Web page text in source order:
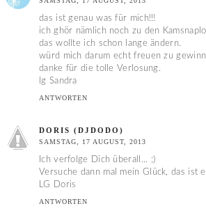
das ist genau was für mich!!!
ich ghör nämlich noch zu den
das wollte ich schon lange ändern.
würd mich darum echt freuen zu
danke für die tolle Verlosung.
lg Sandra
ANTWORTEN
DORIS (DJDODO)
SAMSTAG, 17 AUGUST, 2013
Ich verfolge Dich überall... ;)
Versuche dann mal mein Glück, das ist
LG Doris
ANTWORTEN